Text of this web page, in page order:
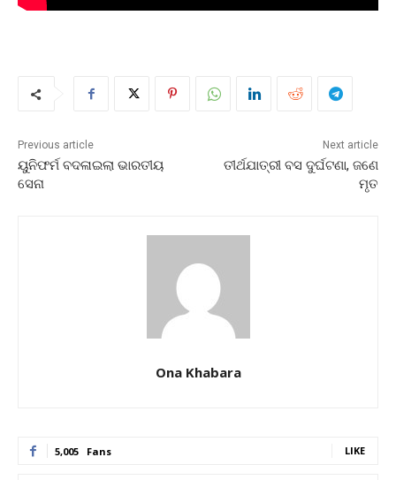
Previous article
ୟୁନିଫର୍ମ ବଦଳାଇଲା ଭାରତୀୟ
ସେନା
Next article
ତୀର୍ଥଯାତ୍ରୀ ବସ ଦୁର୍ଘଟଣା, ଜଣେ
ମୃତ
Ona Khabara
5,005 Fans LIKE